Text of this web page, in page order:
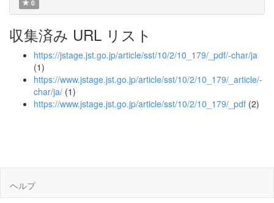
0
収集済み URL リスト
https://jstage.jst.go.jp/article/sst/10/2/10_179/_pdf/-char/ja
(1)
https://www.jstage.jst.go.jp/article/sst/10/2/10_179/_article/-
char/ja/ (1)
https://www.jstage.jst.go.jp/article/sst/10/2/10_179/_pdf (2)
ヘルプ